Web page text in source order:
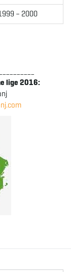
– 2000
lige 2016: